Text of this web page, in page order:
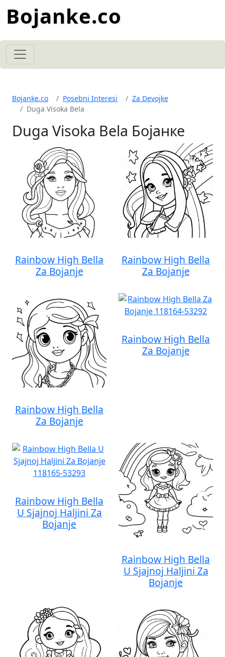
Bojanke.co
Bojanke.co Posebni Interesi
Za Devojke
Duga Visoka Bela
Duga Visoka Bela Бојанке
Rainbow High Bella
Za Bojanje
Rainbow High Bella
Za Bojanje
Rainbow High Bella
Za Bojanje
Rainbow High Bella
Za Bojanje
Rainbow High Bella
U Sjajnoj Haljini Za
Bojanje
Rainbow High Bella
U Sjajnoj Haljini Za
Bojanje